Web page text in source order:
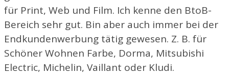
für Print, Web und Film. Ich kenne den BtoB-
Bereich sehr gut. Bin aber auch immer bei der
Endkundenwerbung tätig gewesen. Z. B. für
Schöner Wohnen Farbe, Dorma, Mitsubishi
Electric, Michelin, Vaillant oder Kludi.